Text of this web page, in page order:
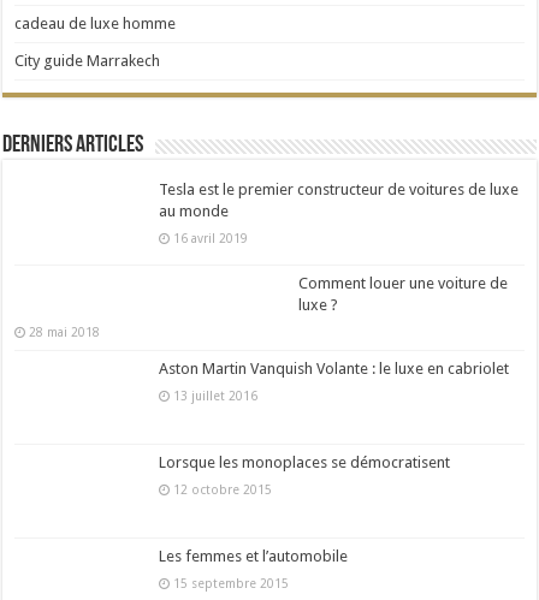
cadeau de luxe homme
City guide Marrakech
Derniers articles
Tesla est le premier constructeur de voitures de luxe
au monde
16 avril 2019
Comment louer une voiture de
luxe ?
28 mai 2018
Aston Martin Vanquish Volante : le luxe en cabriolet
13 juillet 2016
Lorsque les monoplaces se démocratisent
12 octobre 2015
Les femmes et l’automobile
15 septembre 2015